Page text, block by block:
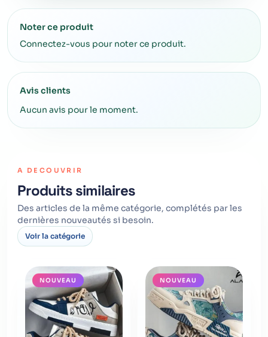
Noter ce produit
Connectez-vous pour noter ce produit.
Avis clients
Aucun avis pour le moment.
A DECOUVRIR
Produits similaires
Des articles de la même catégorie, complétés par les
dernières nouveautés si besoin.
Voir la catégorie
NOUVEAU NOUVEAU